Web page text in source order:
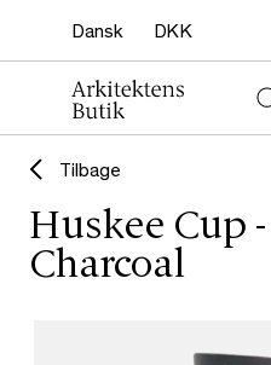
Tilbage
Huskee Cup
Charcoal